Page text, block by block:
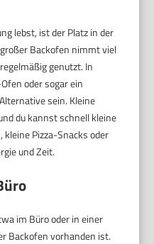
lebst, ist der Platz in der
Backofen nimmt viel
genutzt. In
oder sogar ein
sein. Kleine
du kannst schnell kleine
Pizza-Snacks oder
und Zeit.
im Büro oder in einer
Backofen vorhanden ist.